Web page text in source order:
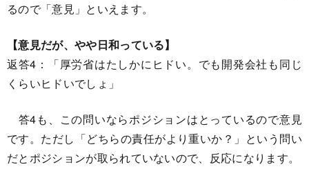
るので「意見」といえます。
【意見だが、やや日和っている】
返答4：「厚労省はたしかにヒドい。でも開発会社も同じ
くらいヒドいでしょ」
答4も、この問いならポジションはとっているので意見
です。ただし「どちらの責任がより重いか？」という問い
だとポジションが取られていないので、反応になります。